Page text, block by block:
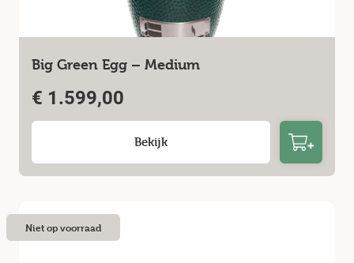
Big Green Egg – Medium
€ 1.599,00
Bekijk
Niet op voorraad